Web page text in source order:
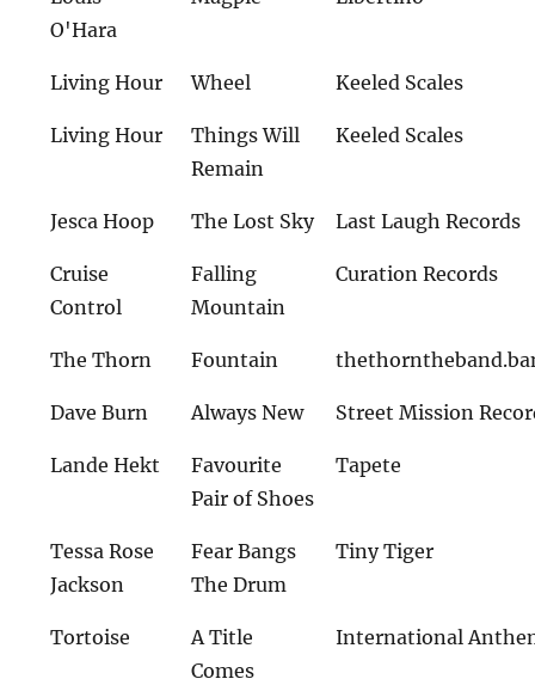
O'Hara
Living Hour Wheel Keeled Scales
Living Hour
Things Will
Remain
Keeled Scales
Jesca Hoop The Lost Sky Last Laugh Records
Cruise
Control
Falling
Mountain
Curation Records
The Thorn Fountain
Dave Burn Always New Street Mission
Lande Hekt
Favourite
Pair of Shoes
Tapete
Tessa Rose
Jackson
Fear Bangs
The Drum
Tiny Tiger
Tortoise
A Title
Comes
International